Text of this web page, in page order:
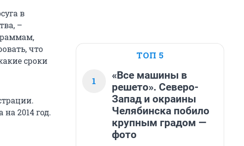
в
–
что
сроки
2014 год.
ТОП 5
1
«Все машины в
решето». Северо-
Запад и окраины
Челябинска побило
крупным градом —
фото